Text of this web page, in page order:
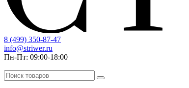
8 (499) 350-87-47
info@striwer.ru
Пн-Пт: 09:00-18:00